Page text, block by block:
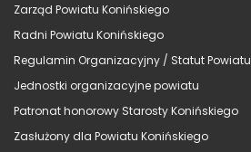
Zarząd Powiatu Konińskiego
Radni Powiatu Konińskiego
Regulamin Organizacyjny / Statut Powiatu
Jednostki organizacyjne powiatu
Patronat honorowy Starosty Konińskiego
Zasłużony dla Powiatu Konińskiego